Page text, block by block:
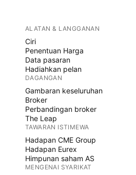
ALATAN & LANGGANAN
Ciri
Penentuan Harga
Data pasaran
Hadiahkan pelan
DAGANGAN
Gambaran keseluruhan
Broker
Perbandingan broker
The Leap
TAWARAN ISTIMEWA
Hadapan CME Group
Hadapan Eurex
Himpunan saham AS
MENGENAI SYARIKAT